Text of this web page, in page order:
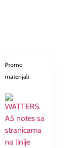
Promo
materijali